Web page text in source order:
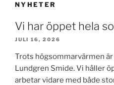
NYHETER
Vi har öppet hela
JULI 16, 2026
Trots högsommarvärmen
Lundgren Smide. Vi håller
arbetar vidare med både